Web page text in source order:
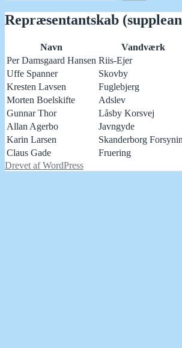
Repræsentantskab
Navn Vandværk
Per Damsgaard Hansen Riis-Ejer
Uffe Spanner
Skovby
Kresten Lavsen
Fuglebjerg
Morten Boelskifte
Adslev
Gunnar Thor
Låsby Korsvej
Allan Agerbo
Javngyde
Karin Larsen
Skanderborg
Claus Gade
Fruering
Drevet af WordPress